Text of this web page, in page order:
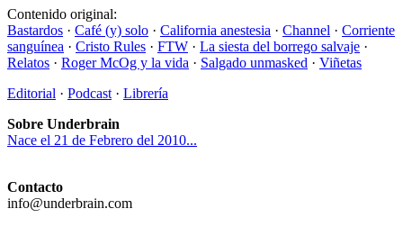
Contenido original:
Bastardos · Café (y) solo · California anestesia · Channel · Corriente
sanguínea · Cristo Rules · FTW · La siesta del borrego salvaje ·
Relatos · Roger McOg y la vida · Salgado unmasked · Viñetas
Editorial · Podcast · Librería
Sobre Underbrain
Nace el 21 de Febrero del 2010...
Contacto
info@underbrain.com